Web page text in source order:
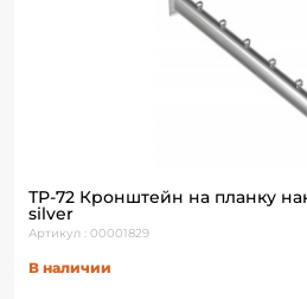
ТР-72 Кронштейн на планку
silver
Артикул : 00001829
В наличии